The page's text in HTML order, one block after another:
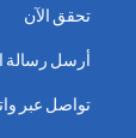
تحقق الآن
أرسل رسالة
تواصل عبر